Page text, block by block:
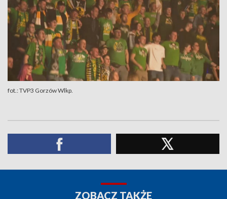
fot.: TVP3 Gorzów Wlkp.
ZOBACZ TAKŻE